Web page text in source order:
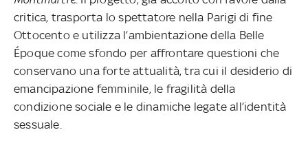
critica, trasporta lo spettatore nella Parigi di fine
Ottocento e utilizza l’ambientazione della Belle
Époque come sfondo per affrontare questioni che
conservano una forte attualità, tra cui il desiderio di
emancipazione femminile, le fragilità della
condizione sociale e le dinamiche legate all’identità
sessuale.